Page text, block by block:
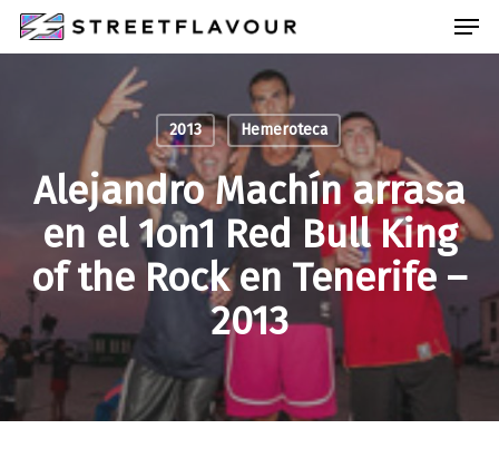
Skip
2013 Hemeroteca
Alejandro Machín arrasa
en el 1on1 Red Bull King
of the Rock en Tenerife –
2013